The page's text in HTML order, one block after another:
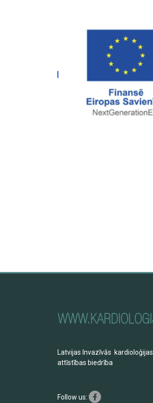
Latvijas Invazīvās kardioloģijas
attīstības biedrība
Follow us: